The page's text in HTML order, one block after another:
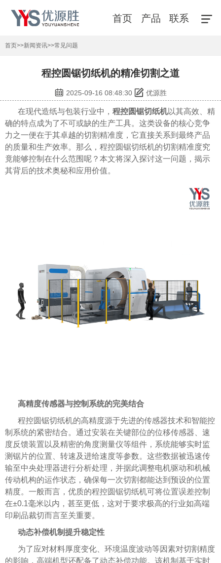
首页 产品 联系
首页>>新闻资讯>>常见问题
程控圆锯切纸机的精准切割之道
2025-09-16 08:48:30 优源胜
在现代造纸与包装行业中， 程控圆锯切纸机以其高效、精
确的特点成为了不可或缺的生产工具。这类设备的核心竞争
力之一便在于其卓越的切割精准度，它直接关系到最终产品
的质量和生产效率。那么，程控圆锯切纸机的切割精准度究
竟能够控制在什么范围呢？本文将深入探讨这一问题，揭示
其背后的技术奥秘和应用价值。
高精度传感器与控制系统的完美结合
程控圆锯切纸机的高精度源于先进的传感器技术和智能控
制系统的紧密结合。通过安装在关键部位的位移传感器、速
度反馈装置以及精密的角度测量仪等组件，系统能够实时监
测锯片的位置、转速及进给速度等参数。这些数据被迅速传
输至中央处理器进行分析处理，并据此调整电机驱动和机械
传动机构的运作状态，确保每一次切割都能达到预设的位置
精度。一般而言，优质的程控圆锯切纸机可将位置误差控制
在±0.1毫米以内，甚至更低，这对于要求极高的行业如高端
印刷品裁切而言至关重要。
动态补偿机制提升稳定性
为了应对材料厚度变化、环境温度波动等因素对切割精度
的影响，高端机型还配备了动态补偿功能。该机制基于实时